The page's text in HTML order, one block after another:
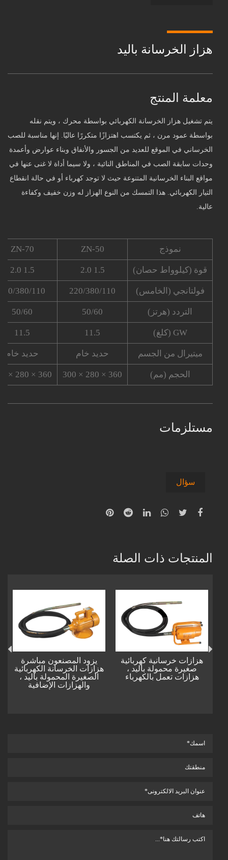
هزاز الخرسانة باليد
معلمة المنتج
يتم تشغيل هزاز الخرسانة الكهربائي بواسطة محرك ، ويتم نقله
بواسطة عمود مرن ، ثم يكتسب اهتزازًا متكررًا عاليًا. إنها مناسبة للصب
الخرساني في الموقع للعديد من الجسور والأنفاق وبناء عوارض وأعمدة
وحدات سابقة الصب في المناطق النائية ، ولا سيما أداة لا غنى عنها في
مواقع البناء الخرسانية المتنوعة حيث لا توجد كهرباء أو في حالة انقطاع
التيار الكهربائي. هذا التمسك من النوع الهزاز له وزن خفيف وكفاءة
عالية.
نموذج ZN-50
ZN-70
قوة (كيلوواط حصان) 1.5 2.0
1.5 2.0
فولتانجي (الخامس) 220/380/110
380/110
التردد (هرتز) 50/60
50/60
GW (كلغ) 11.5
11.5
ميتيرال من الجسم حديد خام حديد خام
الحجم (مم) 360 × 280 × 300
360 × 280 × 300
مستلزمات
سؤال
المنتجات ذات الصلة
يزود المصنعون مباشرة
هزازات الخرسانة الكهربائية
الصغيرة المحمولة باليد ،
والهزازات الإضافية
هزازات خرسانية كهربائية
صغيرة محمولة باليد ،
هزازات تعمل بالكهرباء